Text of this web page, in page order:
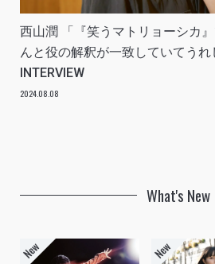
西山潤 「『笑うマトリョーシカ
んと役の解釈が一致していてうれ
INTERVIEW
2024.08.08
What's New